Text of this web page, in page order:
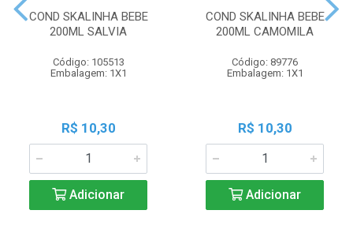
COND SKALINHA BEBE
200ML SALVIA
Código: 105513
Embalagem: 1X1
R$ 10,30
Adicionar
COND SKALINHA BEBE
200ML CAMOMILA
Código: 89776
Embalagem: 1X1
R$ 10,30
Adicionar